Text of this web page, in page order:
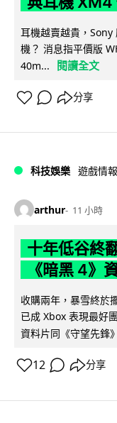
耳機越賣越貴，Sony
機？ 消息指平價版
40m...
閱讀全文
分享
科技娛樂 遊戲情報
arthur 11 小時
十年低谷終
《暗黑 4》
收購兩年，暴雪終於
已成 Xbox 表現最好
資料片同《守望先鋒
12 分享